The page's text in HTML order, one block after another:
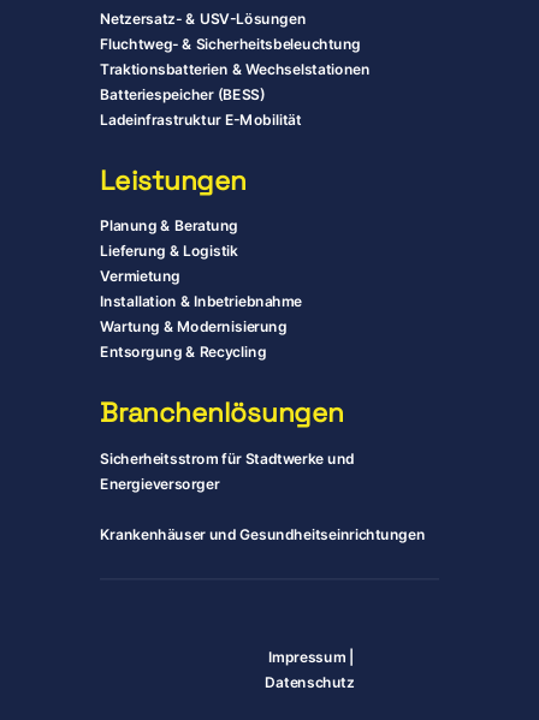
Netzersatz- & USV-Lösungen
Fluchtweg- & Sicherheitsbeleuchtung
Traktionsbatterien & Wechselstationen
Batteriespeicher (BESS)
Ladeinfrastruktur E-Mobilität
Leistungen
Planung & Beratung
Lieferung & Logistik
Vermietung
Installation & Inbetriebnahme
Wartung & Modernisierung
Entsorgung & Recycling
Branchenlösungen
Sicherheitsstrom für Stadtwerke und
Energieversorger
Krankenhäuser und Gesundheitseinrichtungen
Impressum
Datenschutz